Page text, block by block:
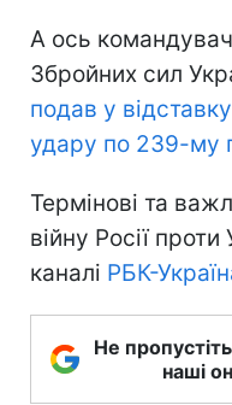
А ось
Збройних сил
подав у
удару по 239-му
Термінові та
війну Росії
каналі РБК-
Не
наші